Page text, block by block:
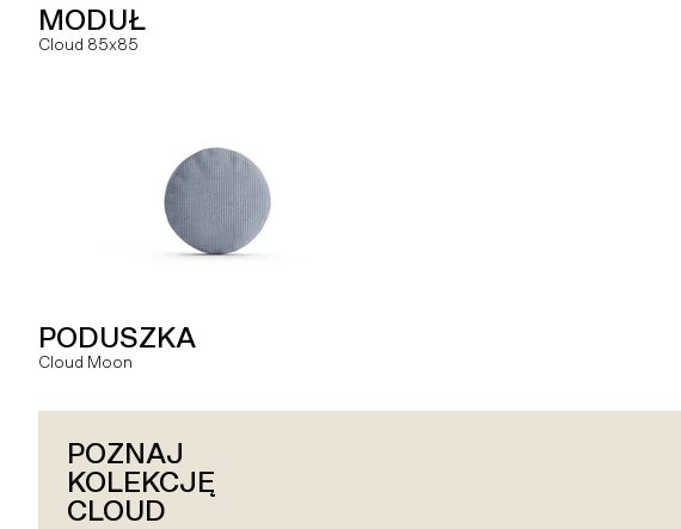
MODUŁ
Cloud 85x85
PODUSZKA
Cloud Moon
POZNAJ
KOLEKCJĘ
CLOUD
Hug You
Hug
KOLEKCJĘ
HUG
MODUŁ
Slay MR
MODUŁ
Slay MRO
POZNAJ
KOLEKCJĘ
SLAY